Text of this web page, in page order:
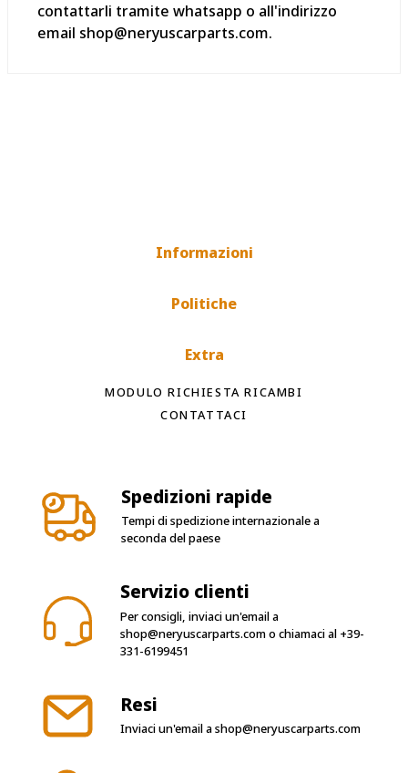
contattarli tramite whatsapp o all'indirizzo
email shop@neryuscarparts.com.
Informazioni
Politiche
Extra
MODULO RICHIESTA RICAMBI
CONTATTACI
Spedizioni rapide
Tempi di spedizione internazionale a
seconda del paese
Servizio clienti
Per consigli, inviaci un'email a
shop@neryuscarparts.como chiamaci al +39-
331-6199451
Resi
Inviaci un'email ashop@neryuscarparts.com